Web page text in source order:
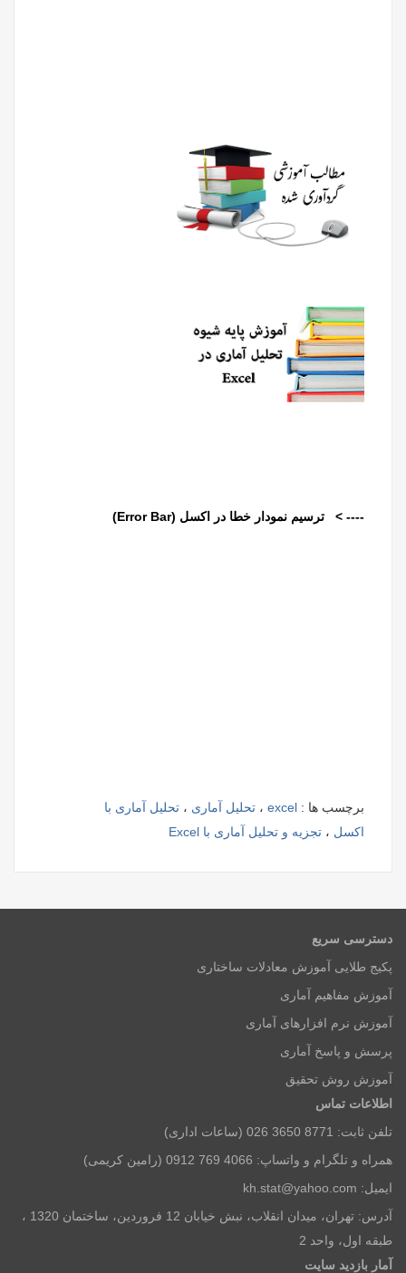
---- > ترسیم نمودار خطا در اکسل (Error Bar)
برچسب ها : excel ، تحلیل آماری ، تحلیل آماری با
اکسل ، تجزیه و تحلیل آماری با Excel
دسترسی سریع
پکیج طلایی آموزش معادلات ساختاری
آموزش مفاهیم آماری
آموزش نرم افزارهای آماری
پرسش و پاسخ آماری
آموزش روش تحقیق
اطلاعات تماس
تلفن ثابت: 8771 3650 026 (ساعات اداری)
همراه و تلگرام و واتساپ: 4066 769 0912 (رامین کریمی)
ایمیل: kh.stat@yahoo.com
آدرس: تهران، میدان انقلاب، نبش خیابان 12 فروردین، ساختمان 1320 ،
طبقه اول، واحد 2
آمار بازديد سايت